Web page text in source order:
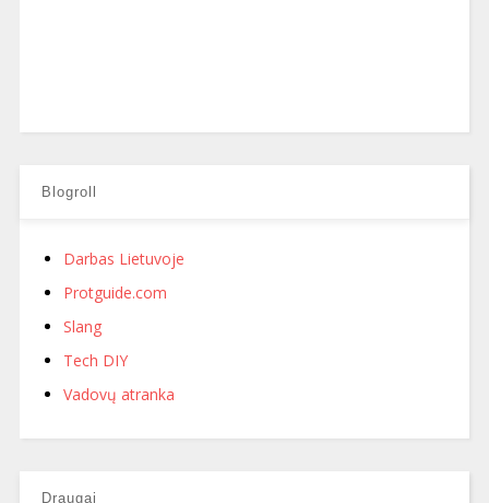
Blogroll
Darbas Lietuvoje
Protguide.com
Slang
Tech DIY
Vadovų atranka
Draugai